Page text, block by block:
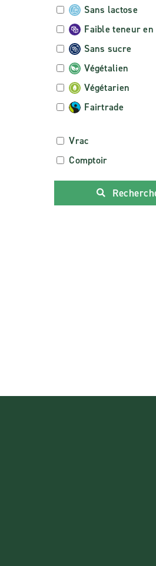
Sans lactose
Faible teneur
Sans sucre
Végétalien
Végétarien
Fairtrade
Vrac
Comptoir